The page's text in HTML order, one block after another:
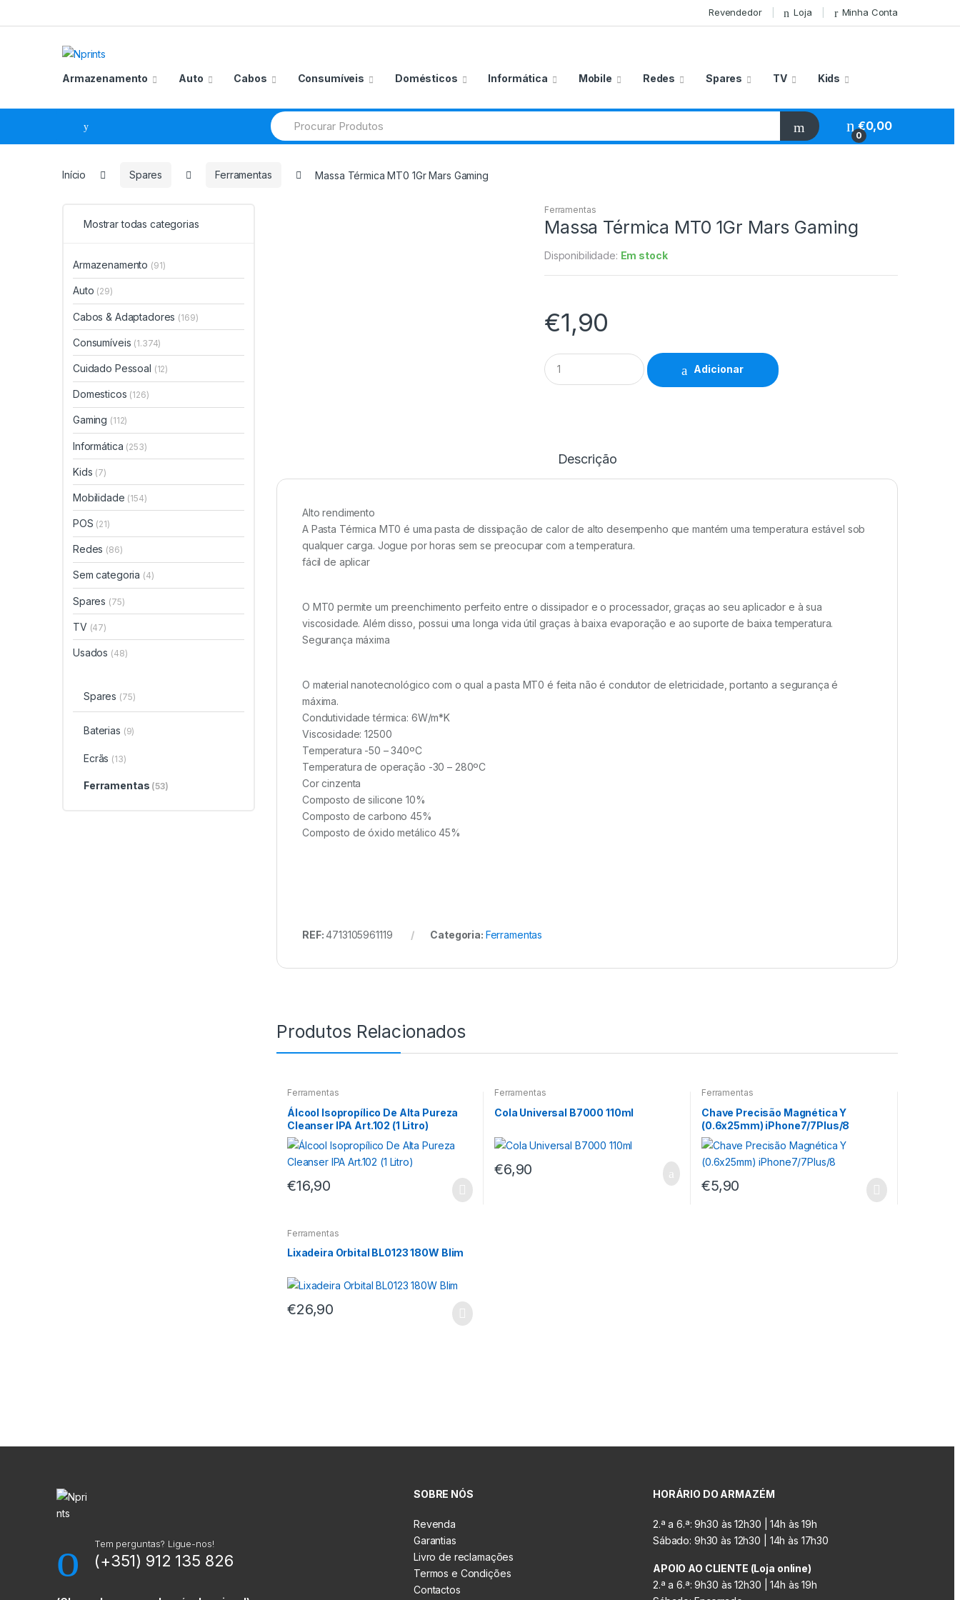
para
para
Revendedor Loja Minha Conta
Armazenamento Auto Cabos Consumíveis Domésticos Informática Mobile Redes Spares TV Kids
Procurar
por:
0
€0,00
Início Spares Ferramentas Massa Térmica MT0 1Gr Mars Gaming
Ferramentas
Massa Térmica MT0 1Gr Mars Gaming
Disponibilidade: Em stock
€1,90
Massa
Térmica
MT0
Adicionar
Descrição
Alto rendimento
A Pasta Térmica MT0 é uma pasta de dissipação de calor de alto desempenho que mantém uma temperatura estável sob
qualquer carga. Jogue por horas sem se preocupar com a temperatura.
fácil de aplicar
O MT0 permite um preenchimento perfeito entre o dissipador e o processador, graças ao seu aplicador e à sua
viscosidade. Além disso, possui uma longa vida útil graças à baixa evaporação e ao suporte de baixa temperatura.
Segurança máxima
O material nanotecnológico com o qual a pasta MT0 é feita não é condutor de eletricidade, portanto a segurança é
máxima.
Condutividade térmica: 6W/m*K
Viscosidade: 12500
Temperatura -50 – 340ºC
Temperatura de operação -30 – 280ºC
Cor cinzenta
Composto de silicone 10%
Composto de carbono 45%
Composto de óxido metálico 45%
REF:4713105961119 Categoria: Ferramentas
Produtos Relacionados
Ferramentas
Álcool Isopropílico De Alta Pureza
Cleanser IPA Art.102 (1 Litro)
€16,90
Ferramentas
Cola Universal B7000 110ml
€6,90
Ferramentas
Chave Precisão Magnética Y
(0.6x25mm) iPhone7/7Plus/8
€5,90
Ferramentas
Lixadeira Orbital BL0123 180W Blim
€26,90
Mostrar todas categorias
Armazenamento (91)
Auto (29)
Cabos & Adaptadores (169)
Consumíveis (1.374)
Cuidado Pessoal (12)
Domesticos (126)
Gaming (112)
Informática (253)
Kids (7)
Mobilidade (154)
POS (21)
Redes (86)
Sem categoria (4)
Spares (75)
TV (47)
Usados (48)
Spares (75)
Baterias (9)
Ecrãs (13)
Ferramentas (53)
Tem perguntas? Ligue-nos!
(+351) 912 135 826
SOBRE NÓS
Revenda
Garantias
Livro de reclamações
Termos e Condições
Contactos
HORÁRIO DO ARMAZÉM
2.ª a 6.ª: 9h30 às 12h30 | 14h às 19h
Sábado: 9h30 às 12h30 | 14h às 17h30
APOIO AO CLIENTE (Loja online)
2.ª a 6.ª: 9h30 às 12h30 | 14h às 19h